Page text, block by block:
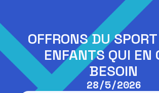
OFFRONS DU
ENFANTS QUI EN
BESOIN
28/5/2026